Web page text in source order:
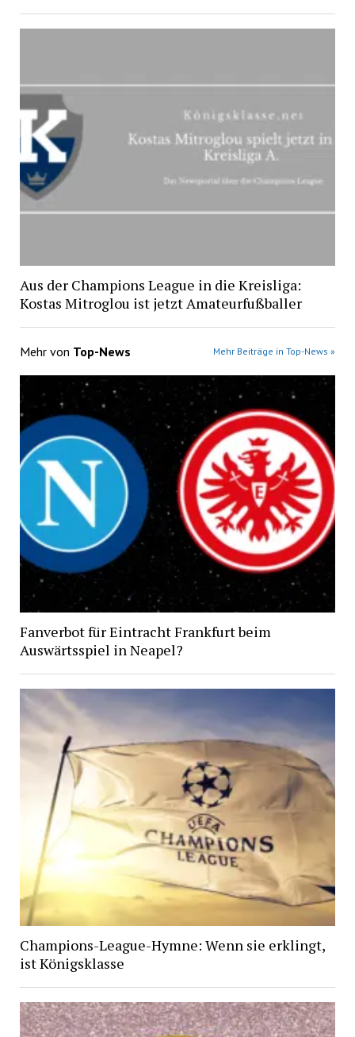
Aus der Champions League in die Kreisliga:
Kostas Mitroglou ist jetzt Amateurfußballer
Mehr von Top-News Mehr Beiträge in Top-News »
Fanverbot für Eintracht Frankfurt beim
Auswärtsspiel in Neapel?
Champions-League-Hymne: Wenn sie erklingt,
ist Königsklasse